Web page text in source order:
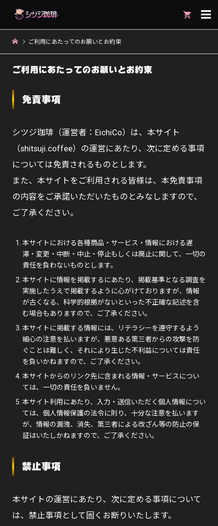

ご利用にあたってのお願いとお約束
ご利用にあたってのお願いとお約束
免責事項
シツジ珈琲（運営者：EichiCo）は、本サイト
（shitsuji.coffee）の運営にあたり、次に定める事項
については免責されるものとします。
また、本サイトをご利用される皆様は、本免責事項
の内容をご承諾いただいたものとみなしますので、
ご了承ください。
本サイトにおける各種商品・サービス・情報における遅
滞・変更・中断・中止・停止もしくは廃止に関して、一切の
責任を負わないものとします。
本サイトに情報を掲載するにあたり、掲載基準となる調査を
実施したうえで掲載するように心がけておりますが、情報
が古くなる、科学的根拠がないといった不正確な記述を含
む場合もありますので、ご了承ください。
本サイトに掲載する情報には、リテラシーを遵守するよう
細心の注意を払いますが、悪意ある第三者からの攻撃を防
ぐことは難しく、それにより生じた不利益については責任
を負いかねますので、ご了承ください。
本サイトからのリンク先に含まれる情報・サービスについ
ては、一切の責任を負いません。
本サイト利用にあたり、入力・送信いただく個人情報につい
ては、個人情報保護の法令に則り、十分な注意を払います
が、情報の漏洩、消失、第三者による改ざん等の防止の保
証はいたしかねますので、ご了承ください。
禁止事項
本サイトの運営にあたり、次に定める事項について
は、禁止事項として固くお断りいたします。